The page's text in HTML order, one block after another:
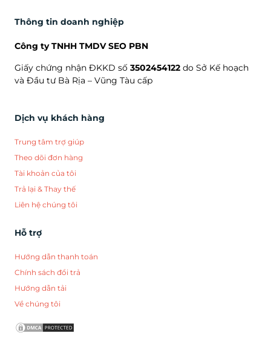
Thông tin doanh nghiệp
Công ty TNHH TMDV SEO PBN
Giấy chứng nhận ĐKKD số 3502454122 do Sở Kế hoạch
và Đầu tư Bà Rịa – Vũng Tàu cấp
Dịch vụ khách hàng
Trung tâm trợ giúp
Theo dõi đơn hàng
Tài khoản của tôi
Trả lại & Thay thế
Liên hệ chúng tôi
Hỗ trợ
Hướng dẫn thanh toán
Chính sách đổi trả
Hướng dẫn tải
Về chúng tôi